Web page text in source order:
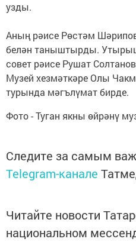
узды.
Аның рәисе Рөстәм
белән таныштырды.
совет рәисе Рушат
Музей хезмәткәре Олы
турында мәгълүмат бирде.
Фото - Туган якны өйрәнү
Следите за самым
Telegram-канале
Читайте новости
национальном